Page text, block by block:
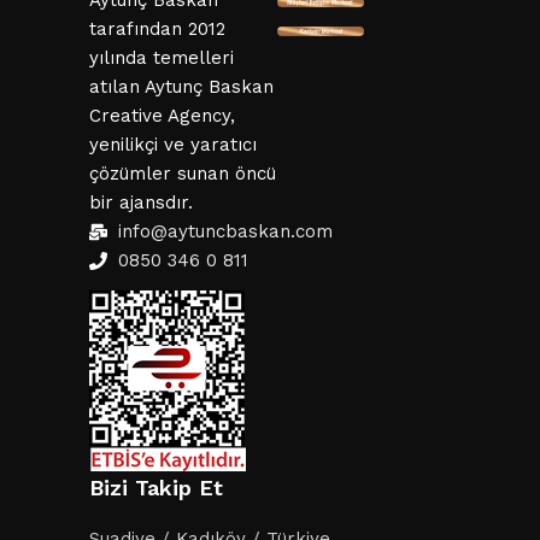
tarafından 2012
yılında temelleri
atılan Aytunç Baskan
Creative Agency,
yenilikçi ve yaratıcı
çözümler sunan öncü
bir ajansdır.
info@aytuncbaskan.com
0850 346 0 811
Bizi Takip Et